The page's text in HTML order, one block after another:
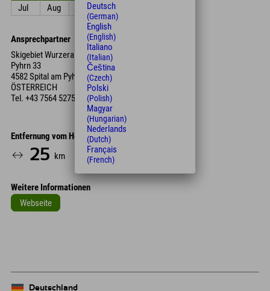
Jul
Aug Sep Okt
Ansprechpartner
Skigebiet Wurzeralm
Pyhrn 33
4582 Spital am Pyhrn
ÖSTERREICH
Tel. +43 7564 5275
Entfernung vom Hotel
25 km 28
Weitere Informationen
Webseite
Deutschland
Deutsch
(German)
English
(English)
Italiano
(Italian)
Čeština
(Czech)
Polski
(Polish)
Magyar
(Hungarian)
Nederlands
(Dutch)
Français
(French)